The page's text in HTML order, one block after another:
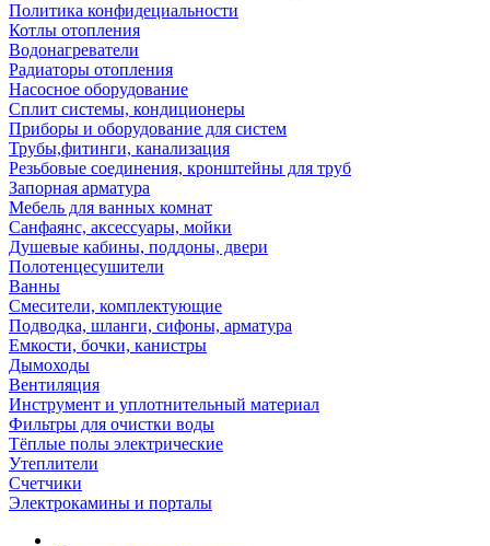
Политика конфидециальности
Котлы отопления
Водонагреватели
Радиаторы отопления
Насосное оборудование
Сплит системы, кондиционеры
Приборы и оборудование для систем
Трубы,фитинги, канализация
Резьбовые соединения, кронштейны для труб
Запорная арматура
Мебель для ванных комнат
Санфаянс, аксессуары, мойки
Душевые кабины, поддоны, двери
Полотенцесушители
Ванны
Смесители, комплектующие
Подводка, шланги, сифоны, арматура
Емкости, бочки, канистры
Дымоходы
Вентиляция
Инструмент и уплотнительный материал
Фильтры для очистки воды
Тёплые полы электрические
Утеплители
Счетчики
Электрокамины и порталы